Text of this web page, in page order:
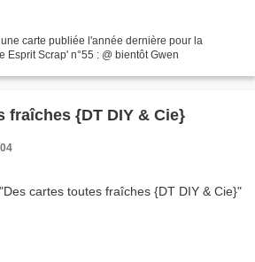
carte publiée l'année dernière pour la
Esprit Scrap' n°55 : @ bientôt Gwen
fraîches {DT DIY & Cie}